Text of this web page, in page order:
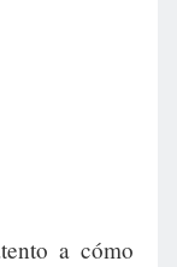
a cómo